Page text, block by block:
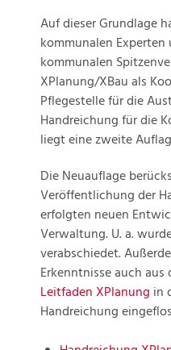
Auf dieser Grundlage
kommunalen
kommunalen
XPlanung/XBau als
Pflegestelle für die
Handreichung für die
liegt eine zweite
Die Neuauflage
Veröffentlichung der
erfolgten neuen
Verwaltung. U. a.
verabschiedet.
Erkenntnisse auch
Leitfaden XPlanung in
Handreichung